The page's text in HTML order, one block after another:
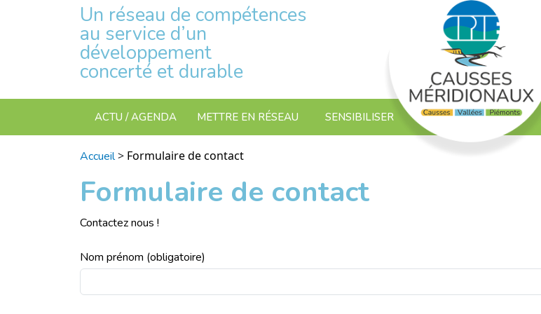
Un réseau de compétences
au service d’un
développement
concerté et durable
ACTU / AGENDA METTRE EN RÉSEAU SENSIBILISER
Accueil> Formulaire de contact
Formulaire de contact
Contactez nous !
Nom prénom (obligatoire)